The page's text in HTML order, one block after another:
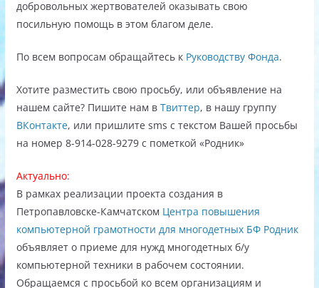
добровольных жертвователей оказывать свою
посильную помощь в этом благом деле.
По всем вопросам обращайтесь к Руководству Фонда.
Хотите разместить свою просьбу, или объявление на
нашем сайте? Пишите нам в Твиттер, в нашу группу
ВКонтакте, или пришлите sms с текстом Вашей просьбы
на номер 8-914-028-9279 с пометкой «Родник»
Актуально:
В рамках реализации проекта создания в
Петропавловске-Камчатском Центра повышения
компьютерной грамотности для многодетных БФ Родник
объявляет о приеме для нужд многодетных б/у
компьютерной техники в рабочем состоянии.
Обращаемся с просьбой ко всем организациям и